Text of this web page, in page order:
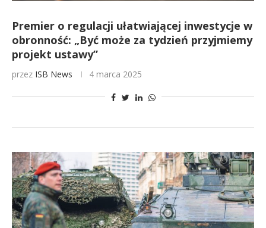
Premier o regulacji ułatwiającej inwestycje w
obronność: „Być może za tydzień przyjmiemy
projekt ustawy”
przez ISB News 4 marca 2025